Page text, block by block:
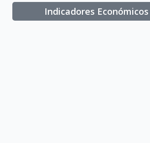
Indicadores Económicos